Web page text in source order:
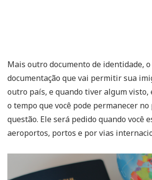
Mais outro documento de identidade,
documentação que vai permitir sua
outro país, e quando tiver algum visto,
o tempo que você pode permanecer no
questão. Ele será pedido quando você
aeroportos, portos e por vias